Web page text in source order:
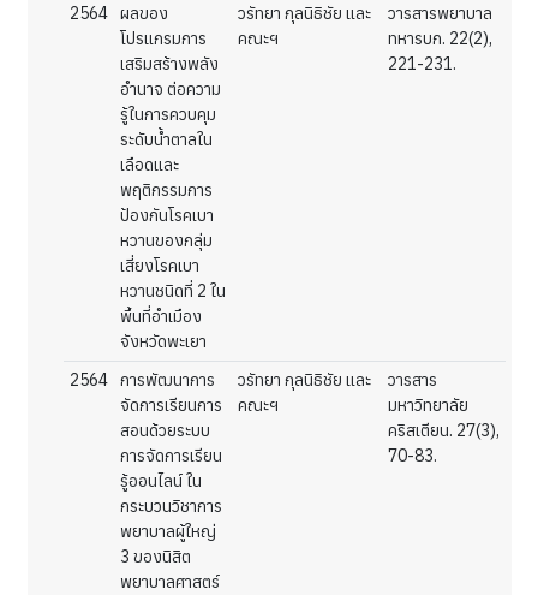
2564 ผลของ
โปรแกรมการ
เสริมสร้างพลัง
อำนาจ ต่อความ
รู้ในการควบคุม
ระดับน้ำตาลใน
เลือดและ
พฤติกรรมการ
ป้องกันโรคเบา
หวานของกลุ่ม
เสี่ยงโรคเบา
หวานชนิดที่ 2 ใน
พื้นที่อำเมือง
จังหวัดพะเยา
วรัทยา กุลนิธิชัย และ
คณะฯ
วารสารพยาบาล
ทหารบก. 22(2),
221-231.
2564 การพัฒนาการ
จัดการเรียนการ
สอนด้วยระบบ
การจัดการเรียน
รู้ออนไลน์ ใน
กระบวนวิชาการ
พยาบาลผู้ใหญ่
3 ของนิสิต
พยาบาลศาสตร์
วรัทยา กุลนิธิชัย และ
คณะฯ
วารสาร
มหาวิทยาลัย
คริสเตียน. 27(3),
70-83.